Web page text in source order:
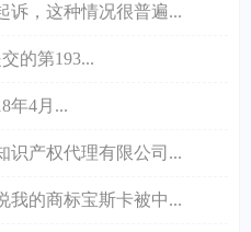
诉，这种情况很普遍...
的第193...
年4月...
识产权代理有限公司...
我的商标宝斯卡被中...